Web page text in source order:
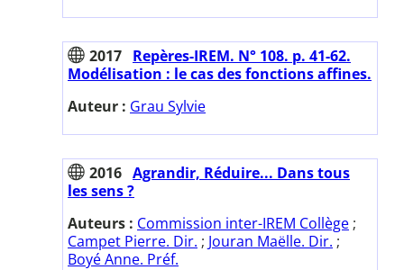
2017 Repères-IREM. N° 108. p. 41-62.
Modélisation : le cas des fonctions affines.
Auteur : Grau Sylvie
2016 Agrandir, Réduire... Dans tous
les sens ?
Auteurs : Commission inter-IREM Collège ;
Campet Pierre. Dir. ; Jouran Maëlle. Dir. ;
Boyé Anne. Préf.